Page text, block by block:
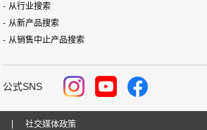
从行业搜索
从新产品搜索
从销售中止产品搜索
公式SNS
社交媒体政策